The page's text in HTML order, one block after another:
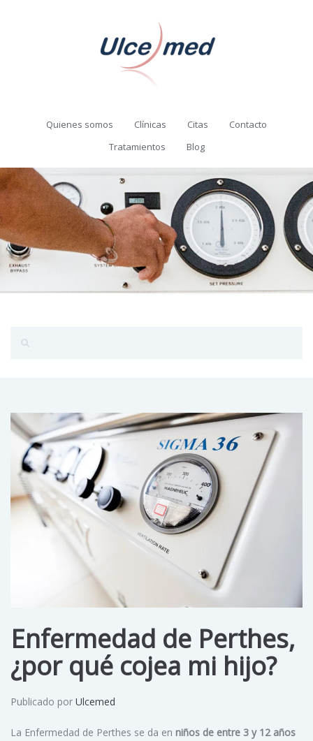
Quienes somos Clínicas Citas
Contacto
Tratamientos
Blog
Enfermedad de Perthes,
¿por qué cojea mi hijo?
Publicado por Ulcemed
La Enfermedad de Perthes se da en niños de entre 3 y 12 años